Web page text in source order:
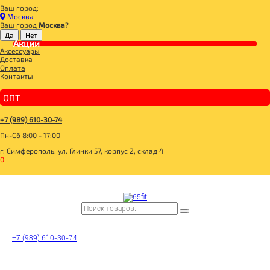
Ваш город:
Москва
Ваш город Москва?
Акции
Аксессуары
Доставка
Оплата
Контакты
ОПТ
+7 (989) 610-30-74
Пн-Сб 8:00 - 17:00
г. Симферополь, ул. Глинки 57, корпус 2, склад 4
0
+7 (989) 610-30-74
Главная
ДЛЯ ЗДОРОВОГО ПИТАНИЯ
СЛАДОСТИ И СНЕКИ
КОНФЕТЫ, МАРМЕЛАД
Конфета драже "Ellina"со стевией Ромовая вишня 150гр, Ellina
Конфета драже "Ellina"со
стевией Ромовая вишня
150гр, Ellina